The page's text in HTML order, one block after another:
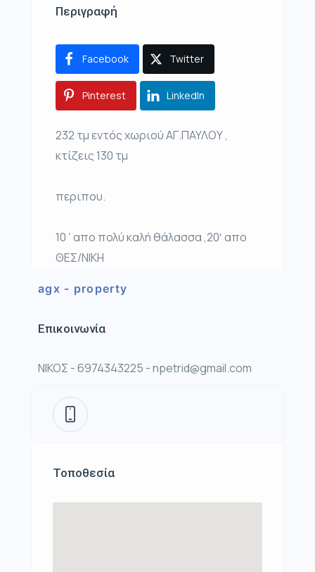
Περιγραφή
Facebook Twitter
Pinterest LinkedIn
232 τμ εντός χωριού ΑΓ.ΠΑΥΛΟΥ ,
κτίζεις 130 τμ
περιπου.
10΄απο πολύ καλή θάλασσα ,20′ απο
ΘΕΣ/ΝΙΚΗ
agx - property
Επικοινωνία
ΝΙΚΟΣ - 6974343225 - npetrid@gmail.com
Τοποθεσία